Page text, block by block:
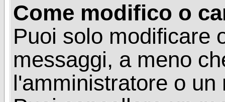
Come modifico o
Puoi solo modificare
messaggi, a meno
l'amministratore o